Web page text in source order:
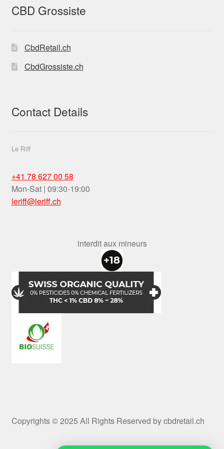
CBD Grossiste
CbdRetail.ch
CbdGrossiste.ch
Contact Details
Le Riff
+41 78 627 00 58
Mon-Sat | 09:30-19:00
leriff@leriff.ch
interdit aux mineurs
Copyrights © 2025 All Rights Reserved by cbdretail.ch